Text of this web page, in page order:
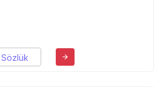
Sözlük